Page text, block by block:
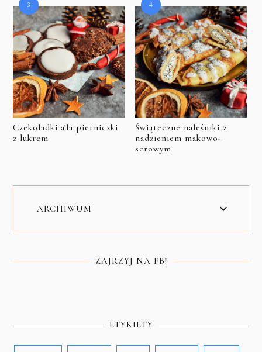
Czekoladki a'la pierniczki
z lukrem
Świąteczne naleśniki z
nadzieniem makowo-
serowym
ARCHIWUM
ZAJRZYJ NA FB!
ETYKIETY